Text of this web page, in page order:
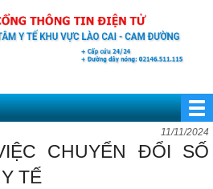
11/11/2024
CHUYỂN ĐỔI SỐ
TẾ